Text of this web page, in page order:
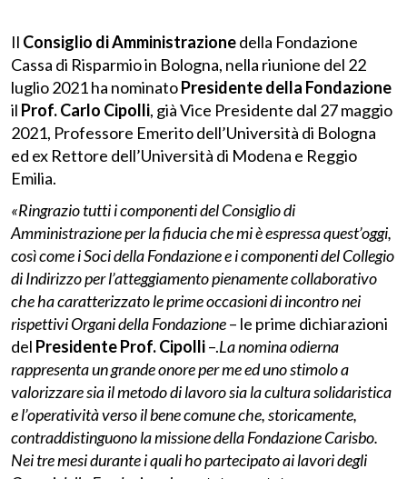
Il Consiglio di Amministrazionedella Fondazione
Cassa di Risparmio in Bologna, nella riunione del 22
luglio 2021 ha nominatoPresidente della Fondazione
il Prof. Carlo Cipolli, già Vice Presidente dal 27 maggio
2021, Professore Emerito dell’Università di Bologna
ed ex Rettore dell’Università di Modena e Reggio
Emilia.
«Ringrazio tutti i componenti del Consiglio di
Amministrazione per la fiducia che mi è espressa quest’oggi,
così come i Soci della Fondazione e i componenti del Collegio
di Indirizzo per l’atteggiamento pienamente collaborativo
che ha caratterizzato le prime occasioni di incontro nei
rispettivi Organi della Fondazione– le prime dichiarazioni
del Presidente Prof. Cipolli–.La nomina odierna
rappresenta un grande onore per me ed uno stimolo a
valorizzare sia il metodo di lavoro sia la cultura solidaristica
e l’operatività verso il bene comune che, storicamente,
contraddistinguono la missione della Fondazione Carisbo.
Nei tre mesi durante i quali ho partecipato ai lavori degli